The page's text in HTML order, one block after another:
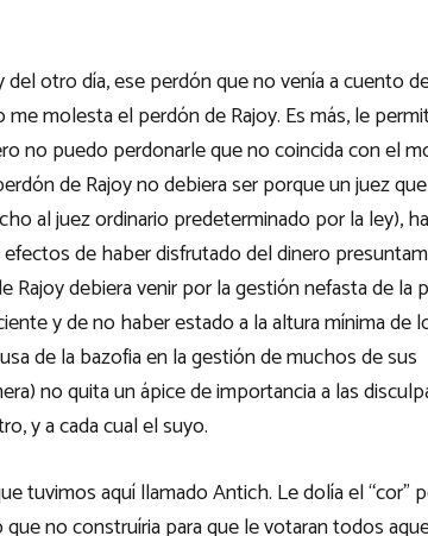
otro día, ese perdón que no venía a cuento
molesta el perdón de Rajoy. Es más, le
no puedo perdonarle que no coincida con el
de Rajoy no debiera ser porque un juez
al juez ordinario predeterminado por la ley),
de haber disfrutado del dinero
Rajoy debiera venir por la gestión nefasta de la
y de no haber estado a la altura mínima de
de la bazofia en la gestión de muchos de sus
no quita un ápice de importancia a las
y a cada cual el suyo.
tuvimos aquí llamado Antich. Le dolía el “cor”
no construíria para que le votaran todos